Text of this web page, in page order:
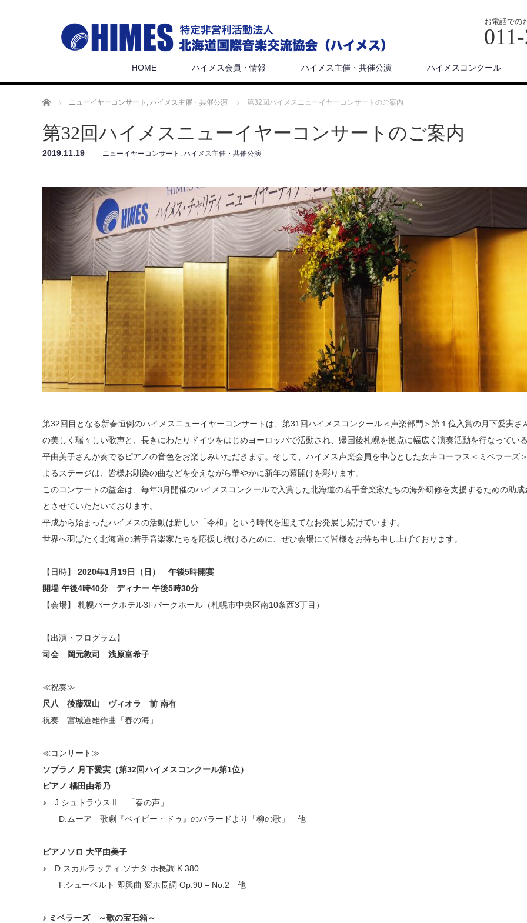
お電話での
HOME ハイメス会員・情報 ハイメス主催・共催公演 ハイメスコンクール
ホーム ニューイヤーコンサート , ハイメス主催・共催公演 第32回ハイメスニューイヤーコンサートのご案内
第32回ハイメスニューイヤーコンサートのご案内
2019.11.19 ニューイヤーコンサート , ハイメス主催・共催公演
第32回目となる新春恒例のハイメスニューイヤーコンサートは、第31回ハイメスコンクール＜声楽部門＞第１位入賞の月下愛実さ
の美しく瑞々しい歌声と、長きにわたりドイツをはじめヨーロッパで活動され、帰国後札幌を拠点に幅広く演奏活動を行なってい
平由美子さんが奏でるピアノの音色をお楽しみいただきます。そして、ハイメス声楽会員を中心とした女声コーラス＜ミベラーズ
よるステージは、皆様お馴染の曲などを交えながら華やかに新年の幕開けを彩ります。
このコンサートの益金は、毎年3月開催のハイメスコンクールで入賞した北海道の若手音楽家たちの海外研修を支援するための助成
とさせていただいております。
平成から始まったハイメスの活動は新しい「令和」という時代を迎えてなお発展し続けています。
世界へ羽ばたく北海道の若手音楽家たちを応援し続けるために、ぜひ会場にて皆様をお待ち申し上げております。
【日時】 2020年1月19日（日） 午後5時開宴
開場 午後4時40分 ディナー 午後5時30分
【会場】 札幌パークホテル3Fパークホール（札幌市中央区南10条西3丁目）
【出演・プログラム】
司会 岡元敦司 浅原富希子
≪祝奏≫
尺八 後藤双山 ヴィオラ 前 南有
祝奏 宮城道雄作曲「春の海」
≪コンサート≫
ソプラノ 月下愛実（第32回ハイメスコンクール第1位）
ピアノ 橘田由希乃
♪ J.シュトラウスⅡ 「春の声」
D.ムーア 歌劇『ベイビー・ドゥ』のバラードより「柳の歌」 他
ピアノソロ 大平由美子
♪ D.スカルラッティ ソナタ ホ長調 K.380
F.シューベルト 即興曲 変ホ長調 Op.90 – No.2 他
♪ ミベラーズ ～歌の宝石箱～